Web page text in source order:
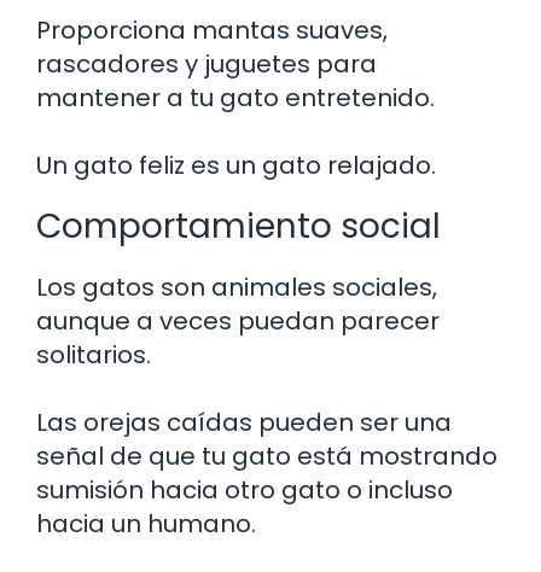
Proporciona mantas suaves,
rascadores y juguetes para
mantener a tu gato entretenido.
Un gato feliz es un gato relajado.
Comportamiento social
Los gatos son animales sociales,
aunque a veces puedan parecer
solitarios.
Las orejas caídas pueden ser una
señal de que tu gato está mostrando
sumisión hacia otro gato o incluso
hacia un humano.